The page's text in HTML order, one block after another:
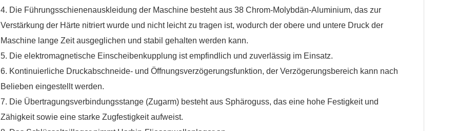
4. Die Führungsschienenauskleidung der Maschine besteht aus 38 Chrom-Molybdän-Aluminium, das zur
Verstärkung der Härte nitriert wurde und nicht leicht zu tragen ist, wodurch der obere und untere Druck der
Maschine lange Zeit ausgeglichen und stabil gehalten werden kann.
5. Die elektromagnetische Einscheibenkupplung ist empfindlich und zuverlässig im Einsatz.
6. Kontinuierliche Druckabschneide- und Öffnungsverzögerungsfunktion, der Verzögerungsbereich kann nach
Belieben eingestellt werden.
7. Die Übertragungsverbindungsstange (Zugarm) besteht aus Sphäroguss, das eine hohe Festigkeit und
Zähigkeit sowie eine starke Zugfestigkeit aufweist.